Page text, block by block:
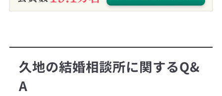
久地の結婚相談所に関するQ&
A